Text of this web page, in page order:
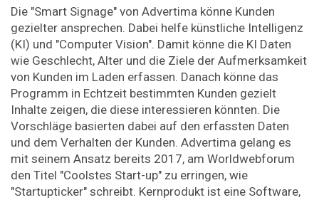
Die "Smart Signage" von Advertima könne Kunden
gezielter ansprechen. Dabei helfe künstliche Intelligenz
(KI) und "Computer Vision". Damit könne die KI Daten
wie Geschlecht, Alter und die Ziele der Aufmerksamkeit
von Kunden im Laden erfassen. Danach könne das
Programm in Echtzeit bestimmten Kunden gezielt
Inhalte zeigen, die diese interessieren könnten. Die
Vorschläge basierten dabei auf den erfassten Daten
und dem Verhalten der Kunden. Advertima gelang es
mit seinem Ansatz bereits 2017, am Worldwebforum
den Titel "Coolstes Start-up" zu erringen, wie
"Startupticker" schreibt. Kernprodukt ist eine Software,